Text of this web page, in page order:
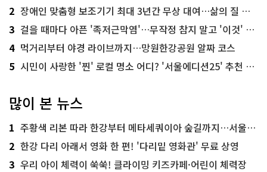
2 장애인 맞춤형 보조기기 최대 3년간 무상 대여…삶의 질 높인다
3 걸을 때마다 아픈 '족저근막염'…무작정 참지 말고 '이것' 해보세요!
4 먹거리부터 야경 라이브까지…망원한강공원 알짜 코스
5 시민이 사랑한 '찐' 로컬 명소 어디? '서울에디션25' 추천 코스
많이 본 뉴스
1 주황색 리본 따라 한강부터 메타세쿼이아 숲길까지…서울둘레길 15코스
2 한강 다리 아래서 영화 한 편! '다리밑 영화관' 무료 상영
3 우리 아이 체력이 쑥쑥! 클라이밍 키즈카페·어린이 체력장